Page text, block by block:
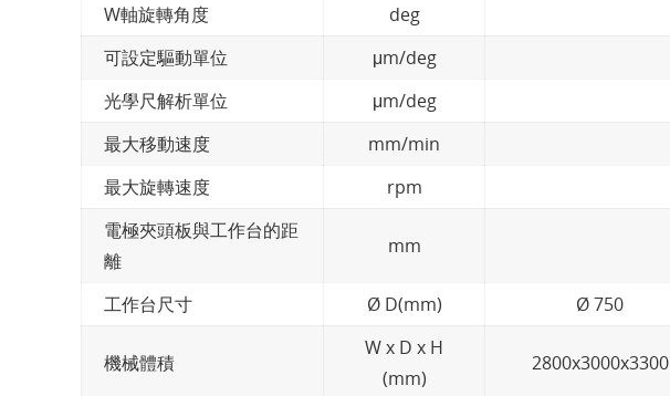
W軸旋轉角度
deg
可設定驅動單位
μm/deg
光學尺解析單位
μm/deg
最大移動速度
mm/min
最大旋轉速度
rpm
電極夾頭板與工作台的距
離
mm
工作台尺寸 Ø D(mm) Ø 750
機械體積
W x D x H
(mm)
2800x3000x3300